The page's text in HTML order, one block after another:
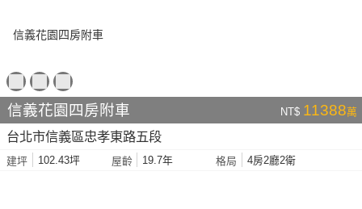
信義花園四房附車 NT$ 11388萬
台北市信義區忠孝東路五段
建坪 102.43坪 屋齡 19.7年 格局 4房2廳2衛